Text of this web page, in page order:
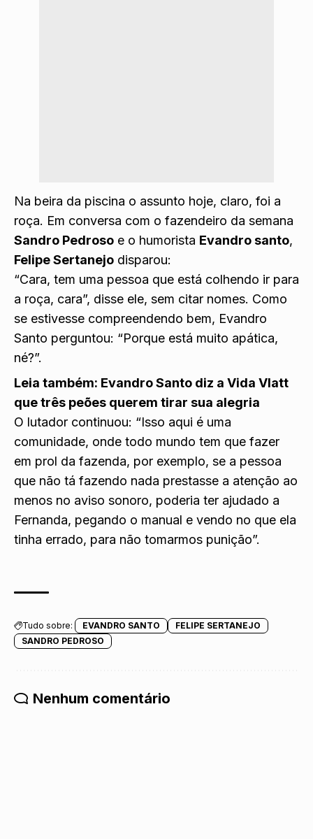
Na beira da piscina o assunto hoje, claro, foi a
roça. Em conversa com o fazendeiro da semana
Sandro Pedroso e o humorista Evandro santo,
Felipe Sertanejo disparou:
“Cara, tem uma pessoa que está colhendo ir para
a roça, cara”, disse ele, sem citar nomes. Como
se estivesse compreendendo bem, Evandro
Santo perguntou: “Porque está muito apática,
né?”.
Leia também: Evandro Santo diz a Vida Vlatt
que três peões querem tirar sua alegria
O lutador continuou: “Isso aqui é uma
comunidade, onde todo mundo tem que fazer
em prol da fazenda, por exemplo, se a pessoa
que não tá fazendo nada prestasse a atenção ao
menos no aviso sonoro, poderia ter ajudado a
Fernanda, pegando o manual e vendo no que ela
tinha errado, para não tomarmos punição”.
Tudo sobre: EVANDRO SANTO
FELIPE SERTANEJO
SANDRO PEDROSO
Nenhum comentário